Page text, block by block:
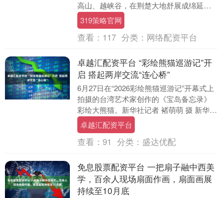
高山、越峡谷，在荆楚大地舒展成绵延的
画卷。湖北，坐拥1061公里长江干流，是
长江径流....
319策略官网
查看： 117 分类： 网络配资平台
卓越汇配资平台 “彩绘熊猫巡游记”开
启 搭起两岸交流“连心桥”
6月27日在“2026彩绘熊猫巡游记”开幕式上
拍摄的台湾艺术家创作的《宝岛备忘录》
彩绘大熊猫。新华社记者 褚萌萌 摄 新华社
台北6月27日电（记者褚萌萌、李建华....
卓越汇配资平台
查看： 91 分类： 盛达优配
免息股票配资平台 一把扇子融中西美
学，百余人现场扇面作画，扇面画展
持续至10月底